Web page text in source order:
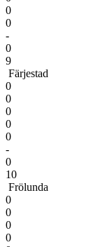
0
0
-
0
9
Färjestad
0
0
0
0
0
-
0
10
Frölunda
0
0
0
0